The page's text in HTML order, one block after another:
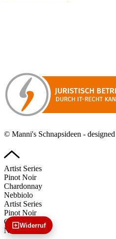
Widerruf
© Manni's Schnapsideen -
Artist Series
Pinot Noir
Chardonnay
Nebbiolo
Artist Series
Pinot Noir
Chardonnay
Nebbiolo